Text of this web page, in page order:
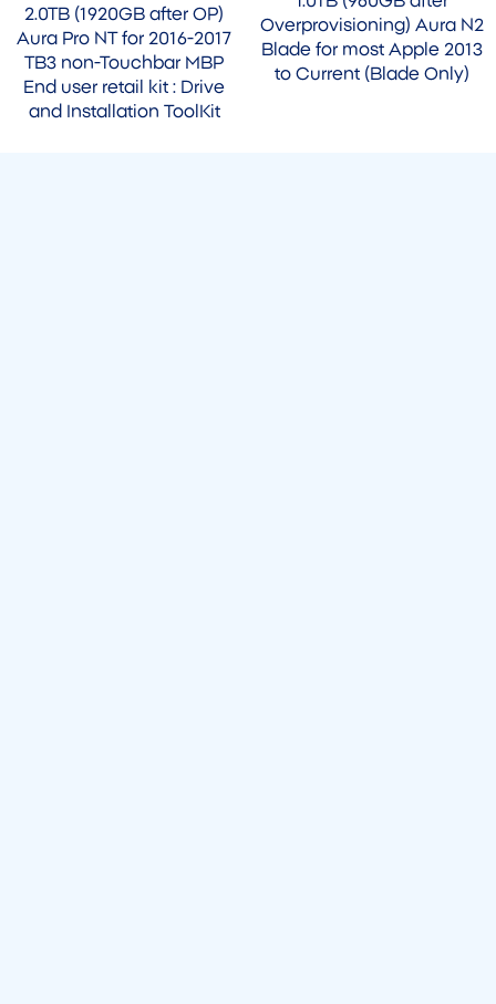
Overprovisioning) Aura N2
Blade for most Apple 2013
to Current (Blade Only)
2.0TB (1920GB after OP)
Aura Pro NT for 2016-2017
TB3 non-Touchbar MBP
End user retail kit : Drive
and Installation ToolKit